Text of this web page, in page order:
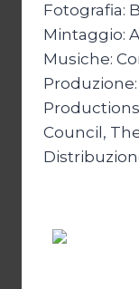
Fotografia:
Mintaggio:
Musiche:
Council,